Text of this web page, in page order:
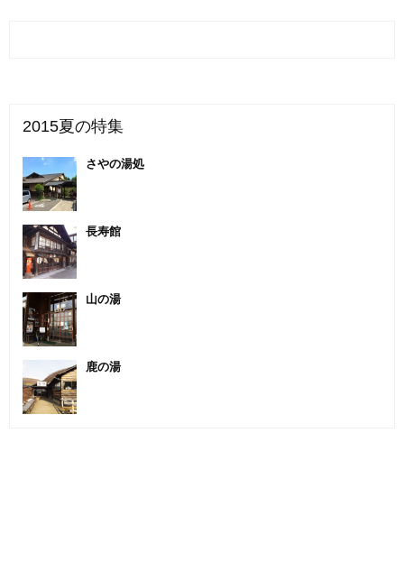
2015夏の特集
さやの湯処
長寿館
山の湯
鹿の湯